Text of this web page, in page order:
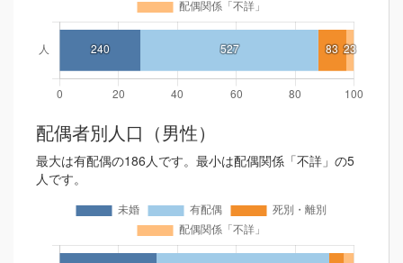
配偶者別人口（男性）
最大は有配偶の186人です。最小は配偶関係「不詳」の5
人です。